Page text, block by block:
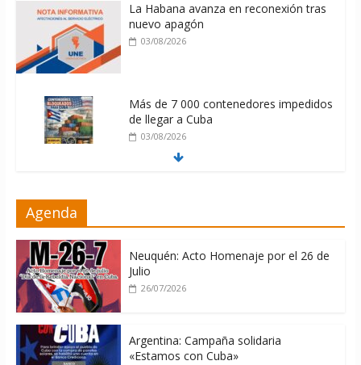
La Habana avanza en reconexión tras
nuevo apagón
03/08/2026
Más de 7 000 contenedores impedidos
de llegar a Cuba
03/08/2026
04/08/2026
Agenda
Neuquén: Acto Homenaje por el 26 de
Julio
26/07/2026
Argentina: Campaña solidaria
«Estamos con Cuba»